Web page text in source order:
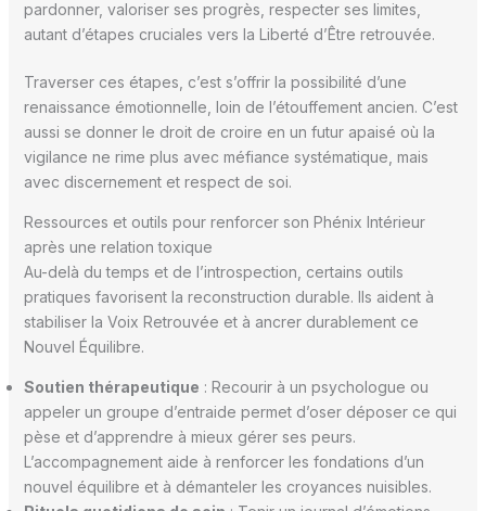
pardonner, valoriser ses progrès, respecter ses limites,
autant d’étapes cruciales vers la Liberté d’Être retrouvée.
Traverser ces étapes, c’est s’offrir la possibilité d’une
renaissance émotionnelle, loin de l’étouffement ancien. C’est
aussi se donner le droit de croire en un futur apaisé où la
vigilance ne rime plus avec méfiance systématique, mais
avec discernement et respect de soi.
Ressources et outils pour renforcer son Phénix Intérieur
après une relation toxique
Au-delà du temps et de l’introspection, certains outils
pratiques favorisent la reconstruction durable. Ils aident à
stabiliser la Voix Retrouvée et à ancrer durablement ce
Nouvel Équilibre.
Soutien thérapeutique : Recourir à un psychologue ou
appeler un groupe d’entraide permet d’oser déposer ce qui
pèse et d’apprendre à mieux gérer ses peurs.
L’accompagnement aide à renforcer les fondations d’un
nouvel équilibre et à démanteler les croyances nuisibles.